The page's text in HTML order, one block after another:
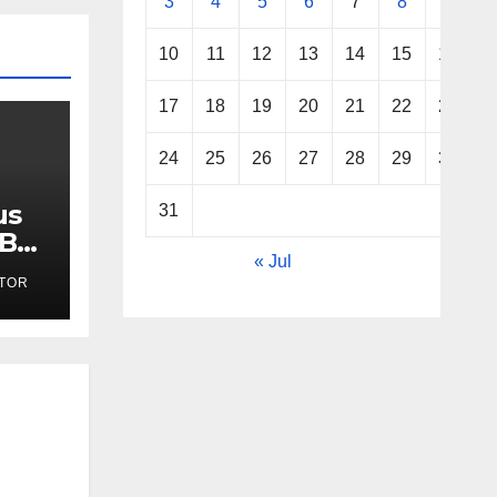
10 11 12 13 14 15 16
17 18 19 20 21 22 23
24 25 26 27 28 29 30
31
« Jul